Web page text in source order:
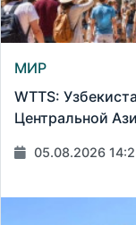
МИР
WTTS:
Центральной
05.08.2026